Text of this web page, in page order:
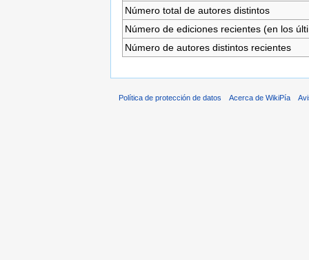
Número total de autores distintos
Número de ediciones recientes (en los
Número de autores distintos recientes
Política de protección de datos Acerca de WikiPía